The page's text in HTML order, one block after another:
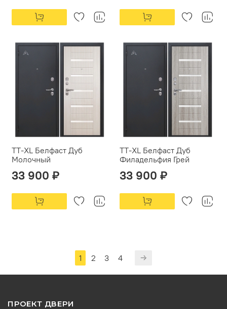
ТТ-XL Белфаст Дуб
Молочный
33 900 ₽
ТТ-XL Белфаст Дуб
Филадельфия Грей
33 900 ₽
1 2 3 4
ПРОЕКТ ДВЕРИ